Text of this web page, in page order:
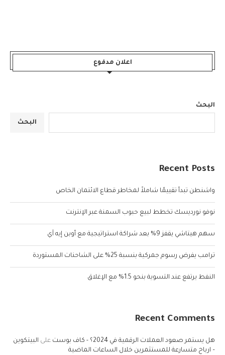
اعلان مدفوع
البحث
البحث
Recent Posts
واشنطن تبدأ تقييمًا شاملاً لمخاطر قطاع الائتمان الخاص
نوفو نورديسك تخطط لبيع حبوب السمنة عبر الإنترنت
سهم هيتاشي يقفز 9% بعد شراكة استراتيجية مع أوبن إيه آي
ترامب يفرض رسوم جمركية بنسبة 25% على الشاحنات المستوردة
النفط يرتفع عند التسوية بنحو 1.5% مع الإغلاق
Recent Comments
هل يستمر صعود العملات الرقمية في 2024؟ - كاف بوست على البيتكوين
– ارباح متسارعة للمستثمرين خلال الساعات الماضية